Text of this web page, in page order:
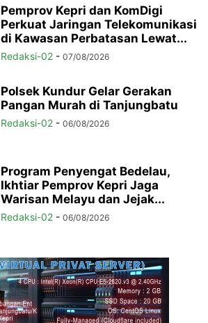
Pemprov Kepri dan KomDigi
Perkuat Jaringan Telekomunikasi
di Kawasan Perbatasan Lewat...
Redaksi-02 - 07/08/2026
Polsek Kundur Gelar Gerakan
Pangan Murah di Tanjungbatu
Redaksi-02 - 06/08/2026
Program Penyengat Bedelau,
Ikhtiar Pemprov Kepri Jaga
Warisan Melayu dan Jejak...
Redaksi-02 - 06/08/2026